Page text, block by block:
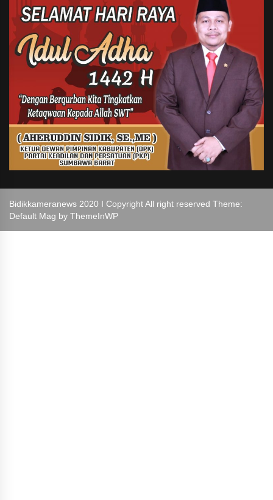
Bidikkameranews 2020 I Copyright All right reserved Theme:
Default Mag by ThemeInWP